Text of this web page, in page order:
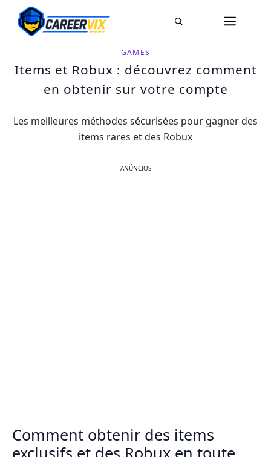
Pular
para
o
GAMES
Items et Robux : découvrez comment
en obtenir sur votre compte
Les meilleures méthodes sécurisées pour gagner des
items rares et des Robux
ANÚNCIOS
Comment obtenir des items